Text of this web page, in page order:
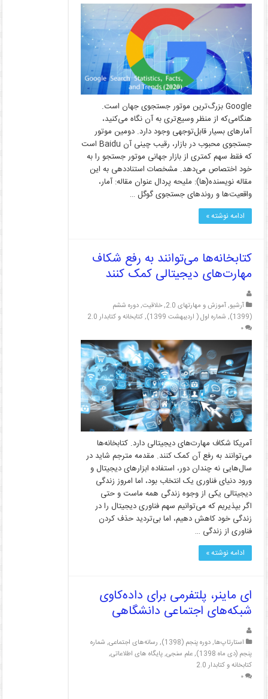
Google بزرگ‌ترین موتور جستجوی جهان است.
هنگامی‌که از منظر وسیع‌تری به آن نگاه می‌کنید،
آمارهای بسیار قابل‌توجهی وجود دارد. دومین موتور
جستجوی محبوب در بازار، رقیب چینی آن Baidu است
که فقط سهم کمتری از بازار جهانی موتور جستجو را به
خود اختصاص می‌دهد. مشخصات استناددهی به این
مقاله نویسنده‌(ها): ملیحه پردال عنوان مقاله: آمار،
واقعیت‌ها و روندهای جستجوی گوگل …
ادامه نوشته »
کتابخانه‌ها می‌توانند به رفع شکاف
مهارت‌های دیجیتالی کمک کنند
آرشیو,آموزش و مهارتهای 2.0 ,خلاقیت,دوره ششم
(1399)
, شماره اول ( اردیبهشت 1399) ,کتابخانه و کتابدار 2.0
۰
آمریکا شکاف مهارت‌های دیجیتالی دارد. کتابخانه‌ها
می‌توانند به رفع آن کمک کنند. مقدمه مترجم شاید در
سال‌هایی نه چندان دور، استفاده ابزارهای دیجیتال و
ورود دنیای فناوری یک انتخاب بود، اما امروز زندگی
دیجیتالی یکی از وجوه زندگی همه‌ ماست و حتی
اگر بپذیریم که می‌توانیم سهم فناوری دیجیتال را در
زندگی خود کاهش دهیم، اما بی‌تردید حذف کردن
فناوری از زندگی …
ادامه نوشته »
ای ماینر، پلتفرمی برای داده‌کاوی
شبکه‌های اجتماعی دانشگاهی
استارتاپ‌ها,دوره پنجم (1398) , رسانه‌های اجتماعی, شماره
پنجم (دی ماه 1398)
,علم سنجی,پایگاه های اطلاعاتی,
کتابخانه و کتابدار 2.0
۰